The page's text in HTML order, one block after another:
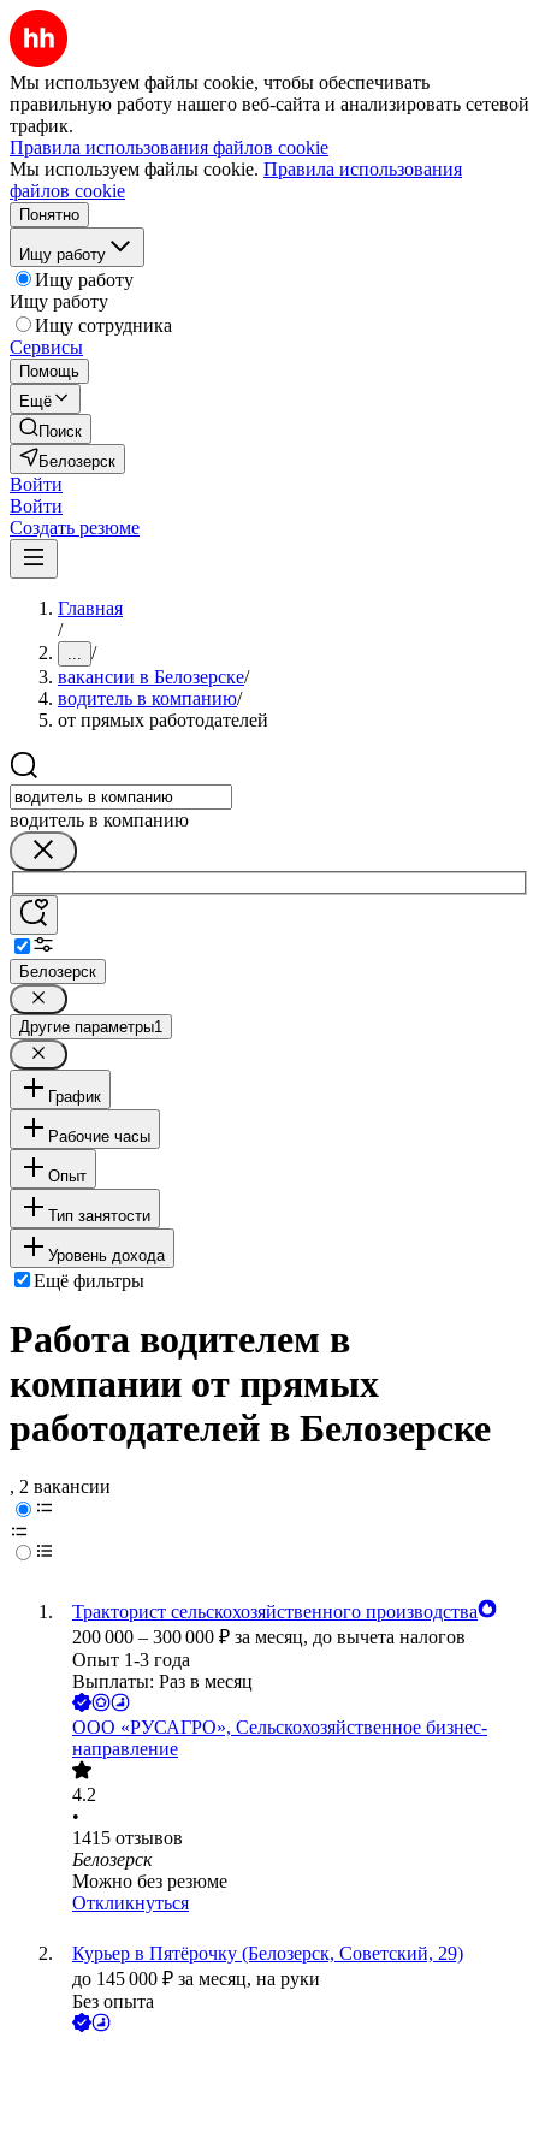
Мы используем файлы cookie, чтобы обеспечивать
правильную работу нашего веб-сайта и анализировать сетевой
трафик.
Правила использования файлов cookie
Мы используем файлы cookie. Правила использования
файлов cookie
Понятно
Ищу работу
Ищу работу
Ищу работу
Ищу сотрудника
Сервисы
Помощь
Ещё
Поиск
Белозерск
Войти
Войти
Создать резюме
Главная
/
... /
вакансии в Белозерске/
водитель в компанию/
от прямых работодателей
водитель в компанию
Белозерск
Другие параметры1
График
Рабочие часы
Опыт
Тип занятости
Уровень дохода
Ещё фильтры
Работа водителем в
компании от прямых
работодателей в Белозерске
, 2 вакансии
Тракторист сельскохозяйственного производства
200 000 – 300 000 ₽ за месяц, до вычета налогов
Опыт 1-3 года
Выплаты: Раз в месяц
ООО «РУСАГРО», Сельскохозяйственное бизнес-
направление
4.2
•
1415 отзывов
Белозерск
Можно без резюме
Откликнуться
Курьер в Пятёрочку (Белозерск, Советский, 29)
до 145 000 ₽ за месяц, на руки
Без опыта